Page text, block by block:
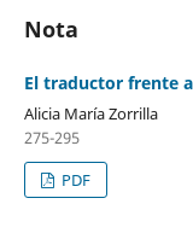
Nota
El traductor frente
Alicia María Zorrilla
275-295
PDF